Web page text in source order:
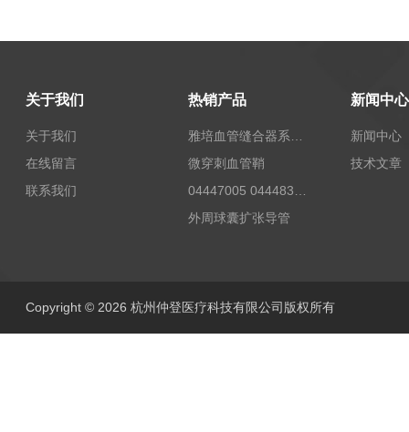
关于我们
关于我们
在线留言
联系我们
热销产品
微穿刺血管鞘
外周球囊扩张导管
新闻中心
新闻中心
技术文章
Copyright © 2026 杭州仲登医疗科技有限公司版权所有